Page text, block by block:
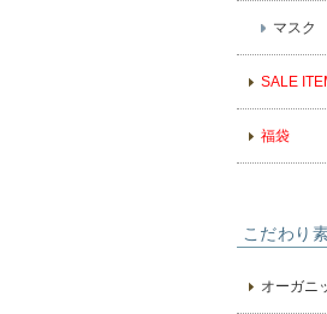
マスク
SALE
福袋
こだわり
オーガニ